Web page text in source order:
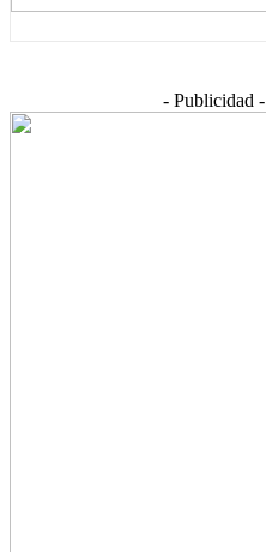
- Publicidad -